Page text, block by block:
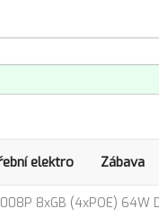
elektro Zábava
8xGB (4xPOE)